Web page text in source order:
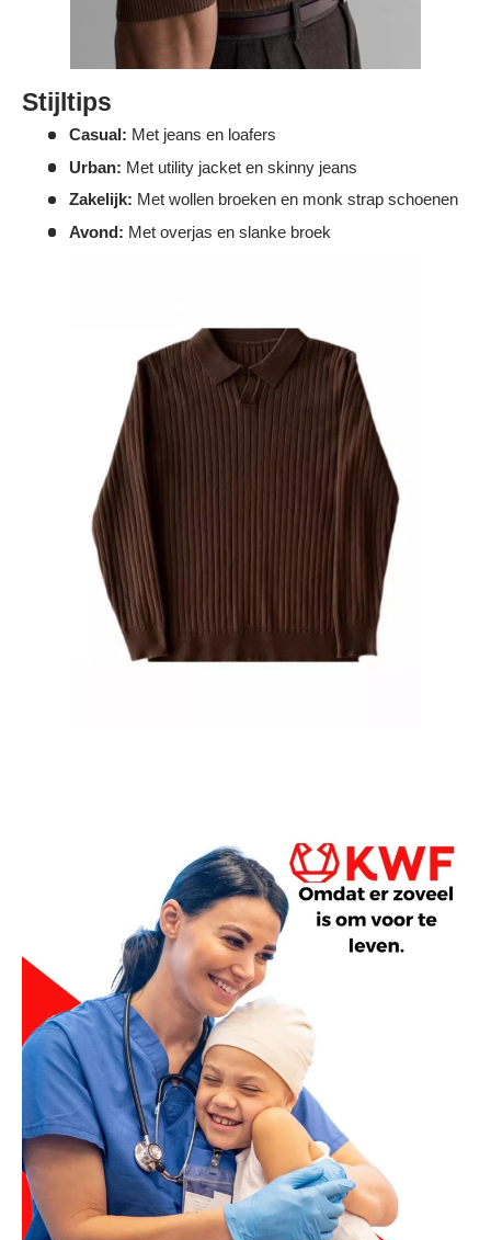
Stijltips
Casual: Met jeans en loafers
Urban: Met utility jacket en skinny jeans
Zakelijk: Met wollen broeken en monk strap schoenen
Avond: Met overjas en slanke broek